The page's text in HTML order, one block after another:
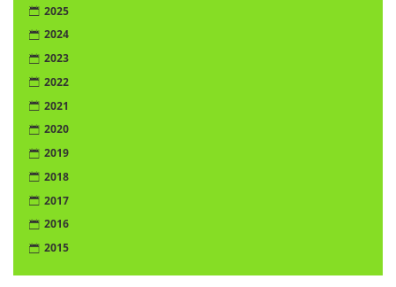
2025
2024
2023
2022
2021
2020
2019
2018
2017
2016
2015